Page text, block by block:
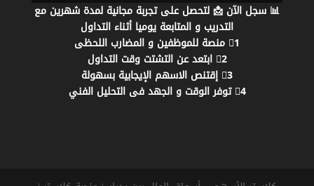
📊 سجل الآن 📩 لتحصل على تجربة مجانية لمدة شهرين مع
التدريب و المتابعة يوميا أثناء التداول
1⃣ منصة للموظفين و المضارب اللحظى
2⃣ ابتعد عن التشتت وقت التداول
3⃣ إقتنص الاسهم الإيجابية بسهولة
4⃣ توفر الوقت و الجهد فى التحليل الفني